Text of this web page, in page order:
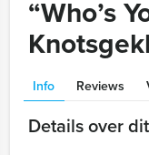
“Who’s
Info Reviews
Details over